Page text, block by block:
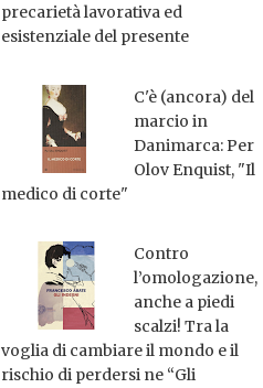
precarietà lavorativa ed
esistenziale del presente
C'è (ancora) del
marcio in
Danimarca: Per
Olov Enquist, "Il
medico di corte"
Contro
l’omologazione,
anche a piedi
scalzi! Tra la
voglia di cambiare il mondo e il
rischio di perdersi ne “Gli